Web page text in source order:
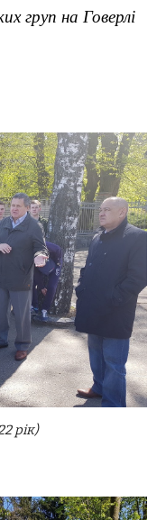
груп на Говерлі
рік)